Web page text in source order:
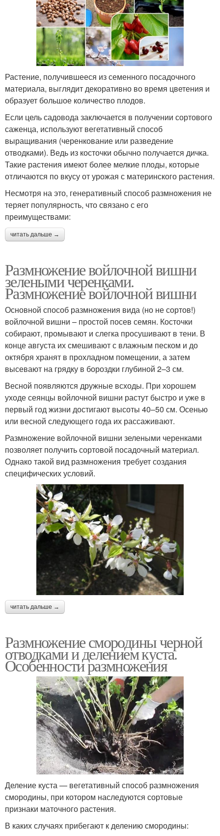
Растение, получившееся из семенного посадочного
материала, выглядит декоративно во время цветения и
образует большое количество плодов.
Если цель садовода заключается в получении сортового
саженца, используют вегетативный способ
выращивания (черенкование или разведение
отводками). Ведь из косточки обычно получается дичка.
Такие растения имеют более мелкие плоды, которые
отличаются по вкусу от урожая с материнского растения.
Несмотря на это, генеративный способ размножения не
теряет популярность, что связано с его
преимуществами:
читать дальше →
Размножение войлочной вишни
зелеными черенками.
Размножение войлочной вишни
Основной способ размножения вида (но не сортов!)
войлочной вишни – простой посев семян. Косточки
собирают, промывают и слегка просушивают в тени. В
конце августа их смешивают с влажным песком и до
октября хранят в прохладном помещении, а затем
высевают на грядку в бороздки глубиной 2–3 см.
Весной появляются дружные всходы. При хорошем
уходе сеянцы войлочной вишни растут быстро и уже в
первый год жизни достигают высоты 40–50 см. Осенью
или весной следующего года их рассаживают.
Размножение войлочной вишни зелеными черенками
позволяет получить сортовой посадочный материал.
Однако такой вид размножения требует создания
специфических условий.
читать дальше →
Размножение смородины черной
отводками и делением куста.
Особенности размножения
Деление куста — вегетативный способ размножения
смородины, при котором наследуются сортовые
признаки маточного растения.
В каких случаях прибегают к делению смородины: